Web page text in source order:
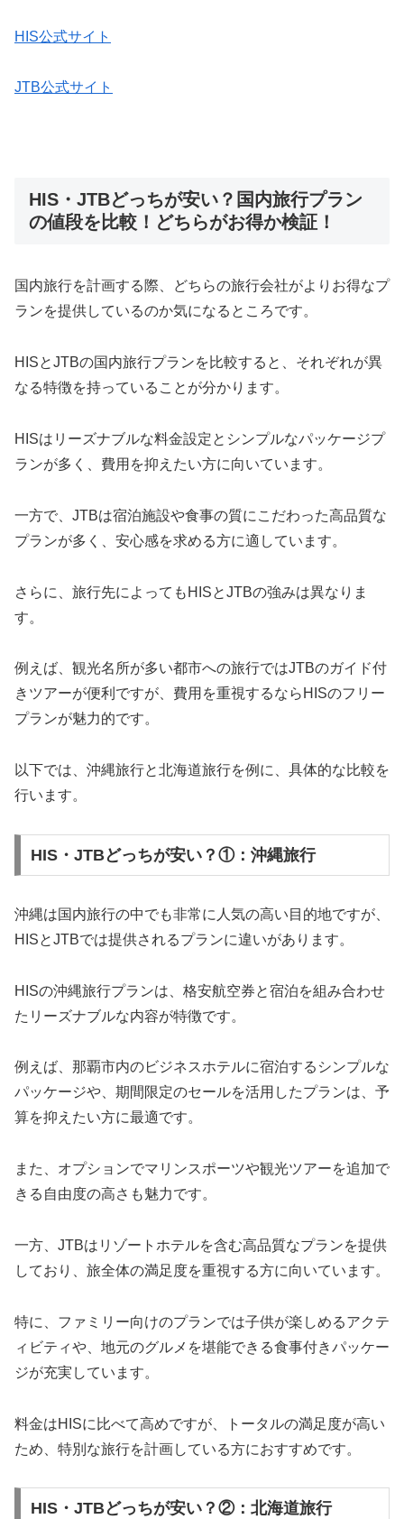
HIS公式サイト
JTB公式サイト
HIS・JTBどっちが安い？国内旅行プラン
の値段を比較！どちらがお得か検証！
国内旅行を計画する際、どちらの旅行会社がよりお得なプ
ランを提供しているのか気になるところです。
HISとJTBの国内旅行プランを比較すると、それぞれが異
なる特徴を持っていることが分かります。
HISはリーズナブルな料金設定とシンプルなパッケージプ
ランが多く、費用を抑えたい方に向いています。
一方で、JTBは宿泊施設や食事の質にこだわった高品質な
プランが多く、安心感を求める方に適しています。
さらに、旅行先によってもHISとJTBの強みは異なりま
す。
例えば、観光名所が多い都市への旅行ではJTBのガイド付
きツアーが便利ですが、費用を重視するならHISのフリー
プランが魅力的です。
以下では、沖縄旅行と北海道旅行を例に、具体的な比較を
行います。
HIS・JTBどっちが安い？①：沖縄旅行
沖縄は国内旅行の中でも非常に人気の高い目的地ですが、
HISとJTBでは提供されるプランに違いがあります。
HISの沖縄旅行プランは、格安航空券と宿泊を組み合わせ
たリーズナブルな内容が特徴です。
例えば、那覇市内のビジネスホテルに宿泊するシンプルな
パッケージや、期間限定のセールを活用したプランは、予
算を抑えたい方に最適です。
また、オプションでマリンスポーツや観光ツアーを追加で
きる自由度の高さも魅力です。
一方、JTBはリゾートホテルを含む高品質なプランを提供
しており、旅全体の満足度を重視する方に向いています。
特に、ファミリー向けのプランでは子供が楽しめるアクテ
ィビティや、地元のグルメを堪能できる食事付きパッケー
ジが充実しています。
料金はHISに比べて高めですが、トータルの満足度が高い
ため、特別な旅行を計画している方におすすめです。
HIS・JTBどっちが安い？②：北海道旅行